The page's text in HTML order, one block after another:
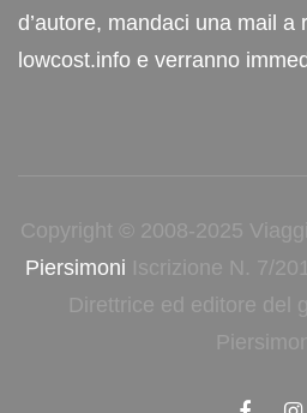
d’autore, mandaci una mail a
lowcost.info e verranno
Copyright © 2008-2025
Piersimoni Iscrizione N. 7/
Direttrice ed editore del